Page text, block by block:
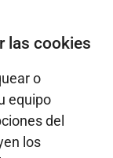
las cookies
o
equipo
del
los